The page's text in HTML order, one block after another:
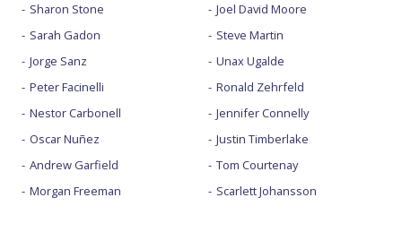
Sharon Stone
Sarah Gadon
Jorge Sanz
Peter Facinelli
Nestor Carbonell
Oscar Nuñez
Andrew Garfield
Morgan Freeman
Joel David Moore
Steve Martin
Unax Ugalde
Ronald Zehrfeld
Jennifer Connelly
Justin Timberlake
Tom Courtenay
Scarlett Johansson